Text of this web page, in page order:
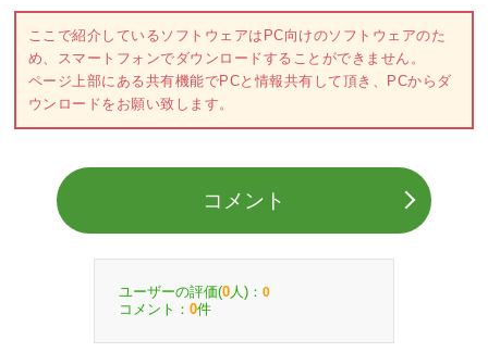
ここで紹介しているソフトウェアはPC向けのソフトウェアのた
め、スマートフォンでダウンロードすることができません。
ページ上部にある共有機能でPCと情報共有して頂き、PCからダ
ウンロードをお願い致します。
コメント
ユーザーの評価(0 人)： 0
コメント： 0件